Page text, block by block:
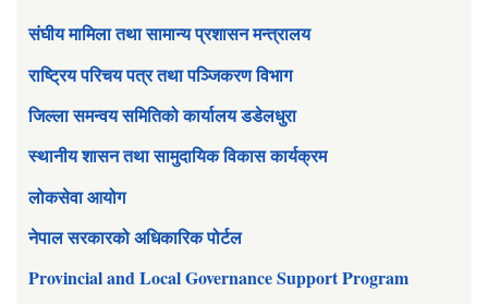
संघीय मामिला तथा सामान्य प्रशासन मन्त्रालय
राष्ट्रिय परिचय पत्र तथा पञ्जिकरण विभाग
जिल्ला समन्वय समितिको कार्यालय डडेलधुरा
स्थानीय शासन तथा सामुदायिक विकास कार्यक्रम
लोकसेवा आयोग
नेपाल सरकारको अधिकारिक पोर्टल
Provincial and Local Governance Support Program